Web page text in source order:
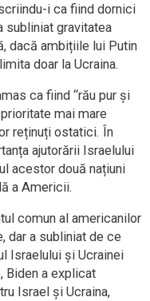
i ca fiind dornici
subliniat gravitatea
dacă ambițiile lui Putin
doar la Ucraina.
ca fiind “rău pur și
mai mare
reținuți ostatici. În
ajutorării Israelului
acestor două națiuni
a Americii.
comun al americanilor
dar a subliniat de ce
Israelului și Ucrainei
Biden a explicat
Israel și Ucraina,